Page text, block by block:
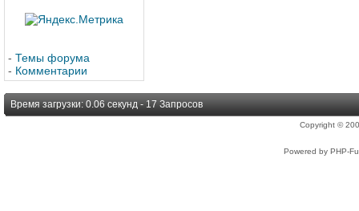
- Темы форума
- Комментарии
Время загрузки: 0.06 секунд - 17 Запросов
Copyright ©
Powered by PHP-